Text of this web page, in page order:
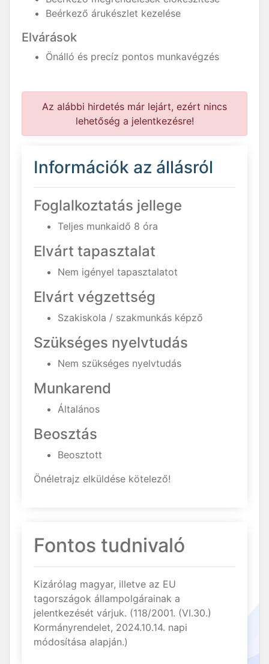
Beérkező árukészlet kezelése
Elvárások
Önálló és precíz pontos munkavégzés
Az alábbi hirdetés már lejárt, ezért nincs
lehetőség a jelentkezésre!
Információk az állásról
Foglalkoztatás jellege
Teljes munkaidő 8 óra
Elvárt tapasztalat
Nem igényel tapasztalatot
Elvárt végzettség
Szakiskola / szakmunkás képző
Szükséges nyelvtudás
Nem szükséges nyelvtudás
Munkarend
Általános
Beosztás
Beosztott
Önéletrajz elküldése kötelező!
Fontos tudnivaló
Kizárólag magyar, illetve az EU
tagországok állampolgárainak a
jelentkezését várjuk. (118/2001. (VI.30.)
Kormányrendelet, 2024.10.14. napi
módosítása alapján.)